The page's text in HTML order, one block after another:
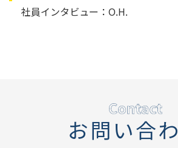
社員インタビュー：O.H.
お問い合